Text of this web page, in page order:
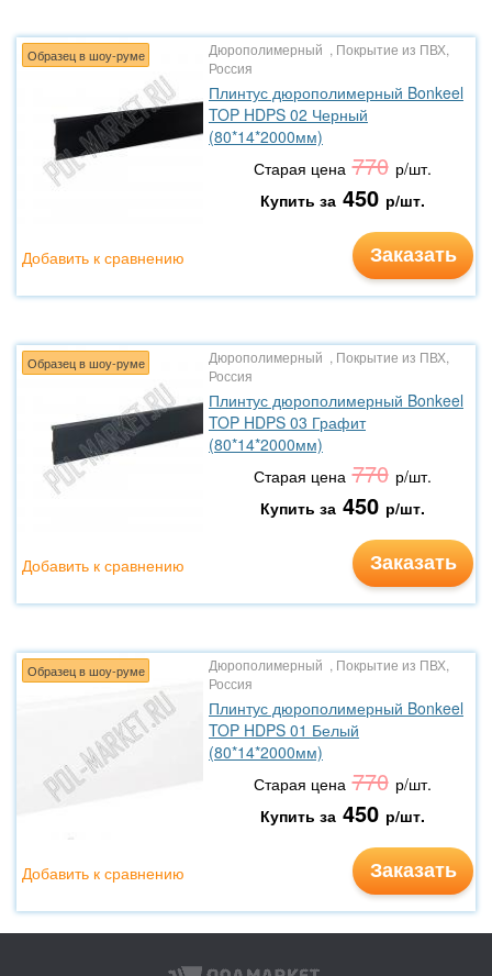
Образец в шоу-руме
Дюрополимерный , Покрытие из ПВХ,
Россия
Плинтус дюрополимерный Bonkeel
TOP HDPS 02 Черный
(80*14*2000мм)
Старая цена 770 р/шт.
Купить за 450 р/шт.
Заказать
Добавить к сравнению
Образец в шоу-руме
Дюрополимерный , Покрытие из ПВХ,
Россия
Плинтус дюрополимерный Bonkeel
TOP HDPS 03 Графит
(80*14*2000мм)
Старая цена 770 р/шт.
Купить за 450 р/шт.
Заказать
Добавить к сравнению
Образец в шоу-руме
Дюрополимерный , Покрытие из ПВХ,
Россия
Плинтус дюрополимерный Bonkeel
TOP HDPS 01 Белый
(80*14*2000мм)
Старая цена 770 р/шт.
Купить за 450 р/шт.
Заказать
Добавить к сравнению